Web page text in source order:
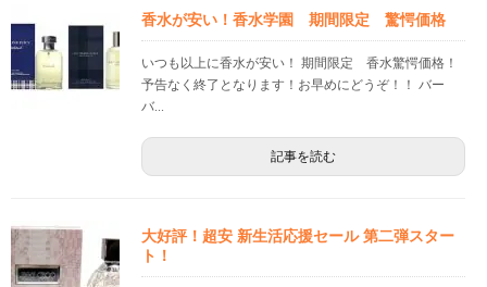
香水が安い！香水学園 期間限定 驚愕価格
いつも以上に香水が安い！ 期間限定 香水驚愕価格！
予告なく終了となります！お早めにどうぞ！！ バー
バ...
記事を読む
大好評！超安 新生活応援セール 第二弾スター
ト！